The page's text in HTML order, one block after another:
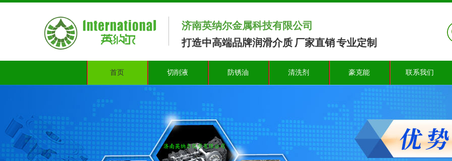
济南英纳尔金属科技有限公司
打造中高端品牌润滑介质 厂家直销 专业定制
首页 切削液 防锈油 清洗剂 豪克能 联系我们